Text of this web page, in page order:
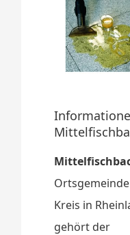
Kreis in
gehört der